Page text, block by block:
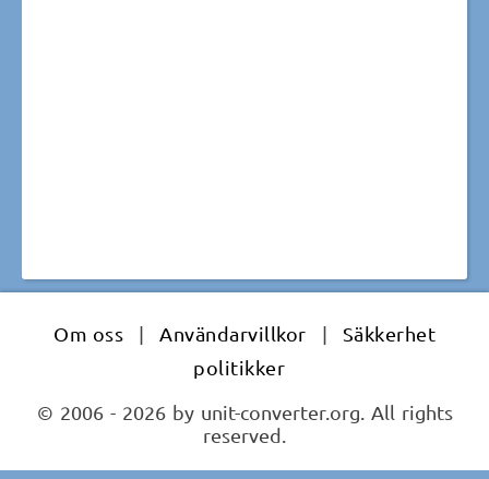
Om oss | Användarvillkor |
Säkkerhet
politikker
© 2006 - 2026 by unit-converter.org. All rights
reserved.